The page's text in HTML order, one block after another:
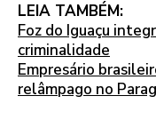
LEIA TAMBÉM:
Foz do Iguaçu
criminalidade
Empresário
relâmpago no